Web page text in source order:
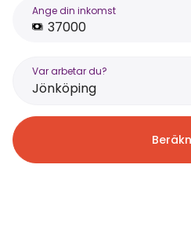
Ange din inkomst
Var arbetar du?
Jönköping